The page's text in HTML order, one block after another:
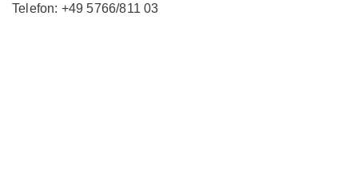
Telefon: +49 5766/811 03